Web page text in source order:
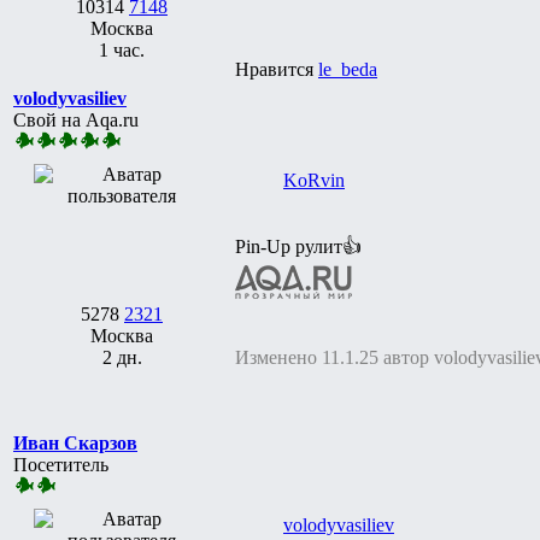
10314 7148
Москва
1 час.
Нравится le_beda
volodyvasiliev
Свой на Aqa.ru
5278 2321
Москва
2 дн.
KoRvin
Pin-Up рулит👍
Изменено 11.1.25 автор
Иван Скарзов
Посетитель
volodyvasiliev